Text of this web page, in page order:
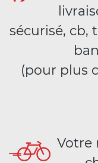
sécurisé, cb,
(pour plus
Votre